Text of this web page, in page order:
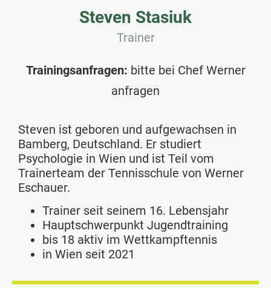
Steven Stasiuk
Trainer
Trainingsanfragen: bitte bei Chef Werner
anfragen
Steven ist geboren und aufgewachsen in
Bamberg, Deutschland. Er studiert
Psychologie in Wien und ist Teil vom
Trainerteam der Tennisschule von Werner
Eschauer.
Trainer seit seinem 16. Lebensjahr
Hauptschwerpunkt Jugendtraining
bis 18 aktiv im Wettkampftennis
in Wien seit 2021